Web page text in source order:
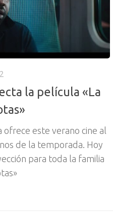
la película «La
ofrece este verano cine al
de la temporada. Hoy
para toda la familia